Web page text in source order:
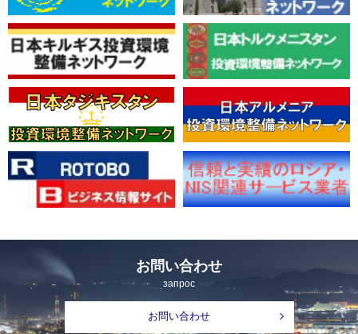
お問い合わせ
запрос
お問い合わせ